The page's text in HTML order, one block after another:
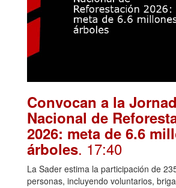
Convocan a la
Nacional de
2026: meta de 6.6
árboles. 17:40
La Sader estima la participación de
personas, incluyendo voluntarios,